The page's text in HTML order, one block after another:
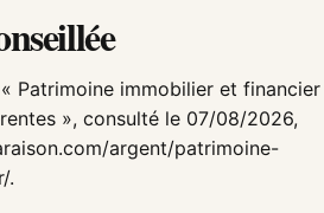
Patrimoine immobilier et financier
», consulté le 07/08/2026,
argent/patrimoine-
.